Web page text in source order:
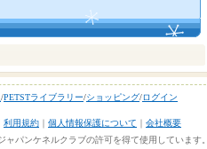
/PETSTライブラリー/ショッピング/ログイン
利用規約 ｜ 個人情報保護について ｜ 会社概要
ャパンケネルクラブの許可を得て使用しています。